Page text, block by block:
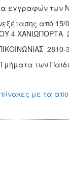
εγγραφών των
από
4 ΧΑΝΙΩΠΟΡΤΑ
2810-
των
με τα